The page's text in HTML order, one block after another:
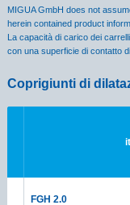
MIGUA GmbH does not
herein contained product
La capacità di carico dei
con una superficie di contatto
Coprigiunti di
it
FGH 2.0